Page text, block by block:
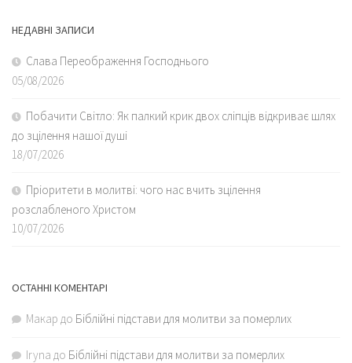
НЕДАВНІ ЗАПИСИ
Слава Переображення Господнього
05/08/2026
Побачити Світло: Як палкий крик двох сліпців відкриває шлях
до зцілення нашої душі
18/07/2026
Пріоритети в молитві: чого нас вчить зцілення
розслабленого Христом
10/07/2026
ОСТАННІ КОМЕНТАРІ
Макар до Біблійні підстави для молитви за померлих
Iryna до Біблійні підстави для молитви за померлих